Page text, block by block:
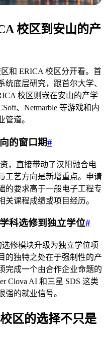
校区到安山的产
和 ERICA 校区分开看。首
底层研究，跟首尔大学、
校区则嵌在安山的产学
、Netmarble 等游戏和内
道。
的窗口期#
，直接带动了汉阳融合电
工艺方向是新增重点。申请
的要求高于一般电子工程专
课程成绩或项目经历。
科选修到独立学位#
修模块升级为独立学位项
的独特之处在于强制性的产
成一个由合作企业命题的
Clova AI 和三星 SDS 这类
强的就业信号。
区的选择不只是